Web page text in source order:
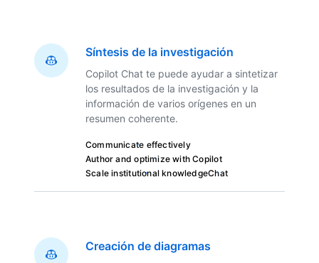
Síntesis de la investigación
Copilot Chat te puede ayudar a sintetizar
los resultados de la investigación y la
información de varios orígenes en un
resumen coherente.
Communicate effectively
Author and optimize with Copilot
Scale institutional knowledgeChat
Creación de diagramas